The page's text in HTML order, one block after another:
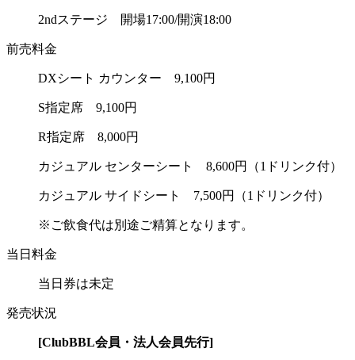
2ndステージ 開場17:00/開演18:00
前売料金
DXシート カウンター 9,100円
S指定席 9,100円
R指定席 8,000円
カジュアル センターシート 8,600円（1ドリンク付）
カジュアル サイドシート 7,500円（1ドリンク付）
※ご飲食代は別途ご精算となります。
当日料金
当日券は未定
発売状況
[ClubBBL会員・法人会員先行]